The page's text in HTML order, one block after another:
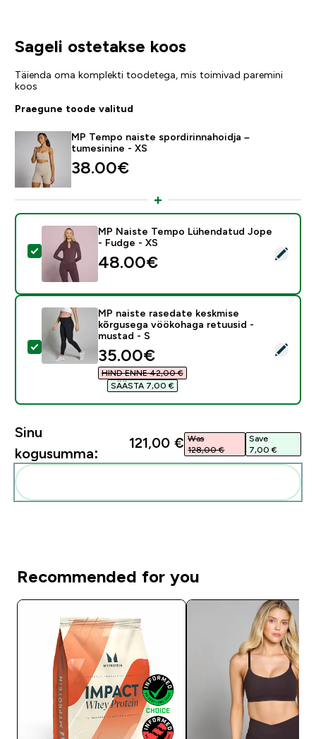
Sageli ostetakse koos
Täienda oma komplekti toodetega, mis toimivad paremini
koos
Praegune toode valitud
MP Tempo naiste spordirinnahoidja –
tumesinine - XS
38.00€‎
Vali see toode - MP Naiste Tempo Lühendatud Jope
MP Naiste Tempo Lühendatud Jope
- Fudge - XS
48.00€‎
Vali see toode - MP naiste rasedate keskmise
MP naiste rasedate keskmise
kõrgusega vöökohaga retuusid -
mustad - S
discounted price
35.00€‎
HIND ENNE 42,00 €‎
SÄÄSTA 7,00 €‎
Sinu
kogusumma:
121,00 €‎ Was
128,00 €‎
Save
7,00 €‎
Recommended for you